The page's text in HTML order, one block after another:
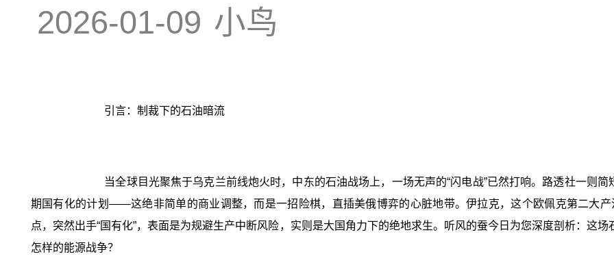
2026-01-09 小鸟
引言：制裁下的石油暗流
当全球目光聚焦于乌克兰前线炮火时，中东的石油战场上，一场无声的“闪电战”已然打响。路透社一则
期国有化的计划——这绝非简单的商业调整，而是一招险棋，直插美俄博弈的心脏地带。伊拉克，这个欧佩克第二大
点，突然出手“国有化”，表面是为规避生产中断风险，实则是大国角力下的绝地求生。听风的蚕今日为您深度剖析：这
怎样的能源战争？